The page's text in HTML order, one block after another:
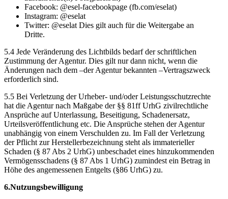
Facebook: @esel-facebookpage (fb.com/eselat)
Instagram: @eselat
Twitter: @eselat Dies gilt auch für die Weitergabe an
Dritte.
5.4 Jede Veränderung des Lichtbilds bedarf der schriftlichen
Zustimmung der Agentur. Dies gilt nur dann nicht, wenn die
Änderungen nach dem –der Agentur bekannten –Vertragszweck
erforderlich sind.
5.5 Bei Verletzung der Urheber- und/oder Leistungsschutzrechte
hat die Agentur nach Maßgabe der §§ 81ff UrhG zivilrechtliche
Ansprüche auf Unterlassung, Beseitigung, Schadenersatz,
Urteilsveröffentlichung etc. Die Ansprüche stehen der Agentur
unabhängig von einem Verschulden zu. Im Fall der Verletzung
der Pflicht zur Herstellerbezeichnung steht als immaterieller
Schaden (§ 87 Abs 2 UrhG) unbeschadet eines hinzukommenden
Vermögensschadens (§ 87 Abs 1 UrhG) zumindest ein Betrag in
Höhe des angemessenen Entgelts (§86 UrhG) zu.
6.Nutzungsbewilligung